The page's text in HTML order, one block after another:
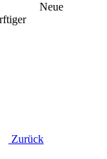
Neue
Zurück